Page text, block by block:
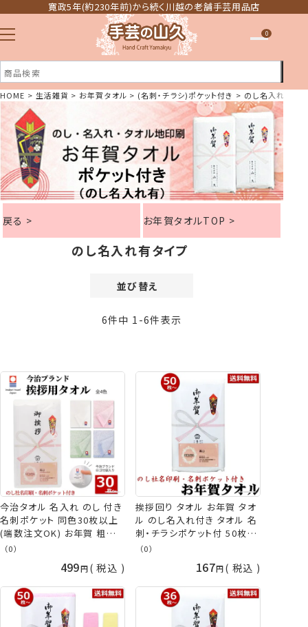
寛政5年(約230年前)から続く川越の老舗手芸用品店
ほしい物リスト
0
HOME 生活雑貨 お年賀タオル (名刺・チラシ)ポケット付き のし名入れ有タ
戻る > お年賀タオルTOP >
のし名入れ有タイプ
並び替え
価格が高い順
おすすめ順
レビュー順
6件中 1 -6件表示
今治タオル 名入れ のし 付き
名刺ポケット 同色30枚以上
(端数注文OK) お年賀 粗品
引越し ご挨拶 贈答品 名刺
日本製 今治 フェイスタオル
カラータオル お年賀タオル
熨斗 年始 販促 会社 御礼 社
名印刷 粗品タオル 挨拶 引っ
（0）
499 税込
挨拶回り タオル お年賀 タオ
ル のし名入れ付き タオル 名
刺・チラシポケット付 50枚以
上(端数注文OK) お年賀タオ
挨拶 タオル 販促 熨斗付きタ
オル 粗品 タオル 個包装
nrm 手芸の山久
（0）
167 税込